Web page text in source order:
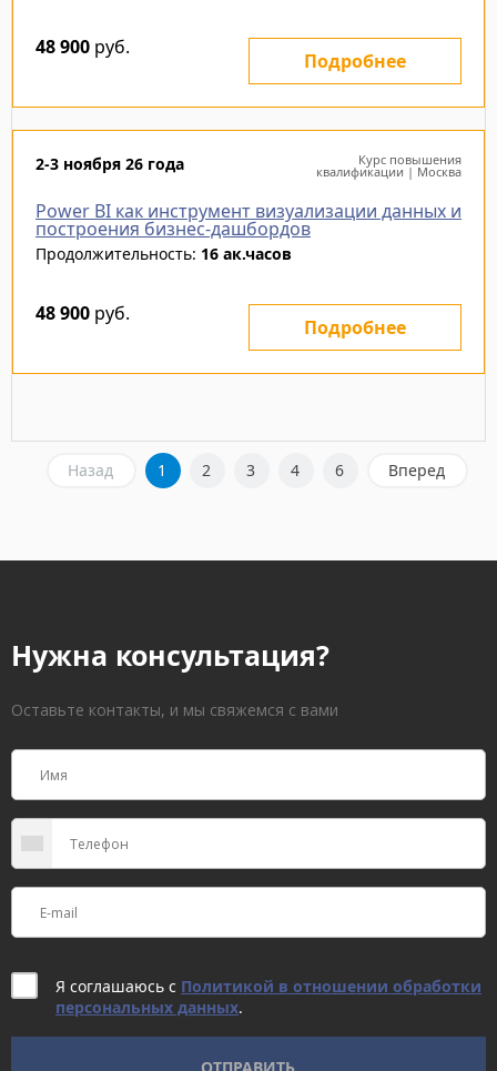
48 900 руб.
Подробнее
2-3 ноября 26 года Курс повышения
квалификации | Москва
Power BI как инструмент визуализации данных и
построения бизнес-дашбордов
Продолжительность: 16 ак.часов
48 900 руб.
Подробнее
Назад 1 2 3 4 6 Вперед
Нужна консультация?
Оставьте контакты, и мы свяжемся с вами
Я соглашаюсь с Политикой в отношении обработки
персональных данных.